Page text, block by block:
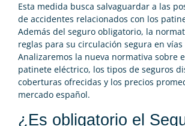
Esta medida busca salvaguardar a las
de accidentes relacionados con los
Además del seguro obligatorio, la
reglas para su circulación segura en
Analizaremos la nueva normativa sobre
patinete eléctrico, los tipos de seguros
coberturas ofrecidas y los precios
mercado español.
¿Es obligatorio el